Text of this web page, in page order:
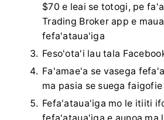
$70 e leai se totogi, pe
Trading Broker app e
fefa'ataua'iga
Feso'ota'i lau tala
Fa'amae'a se vasega
ma pasia se suega faigofie
Fefa'ataua'iga mo le itiiti